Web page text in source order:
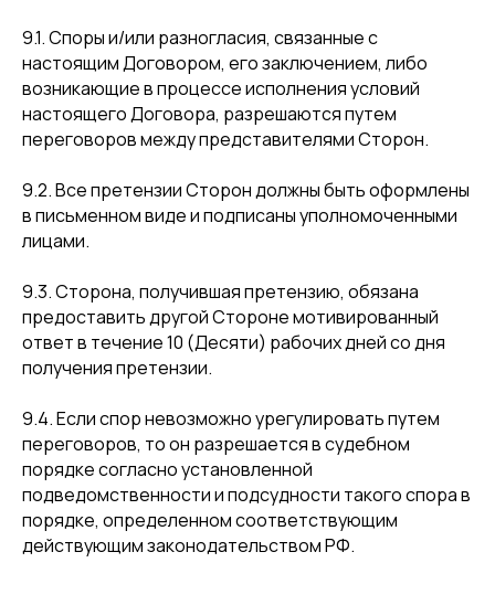
9.1. Споры и/или разногласия, связанные с
настоящим Договором, его заключением, либо
возникающие в процессе исполнения условий
настоящего Договора, разрешаются путем
переговоров между представителями Сторон.
9.2. Все претензии Сторон должны быть оформлены
в письменном виде и подписаны уполномоченными
лицами.
9.3. Сторона, получившая претензию, обязана
предоставить другой Стороне мотивированный
ответ в течение 10 (Десяти) рабочих дней со дня
получения претензии.
9.4. Если спор невозможно урегулировать путем
переговоров, то он разрешается в судебном
порядке согласно установленной
подведомственности и подсудности такого спора в
порядке, определенном соответствующим
действующим законодательством РФ.